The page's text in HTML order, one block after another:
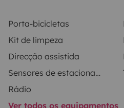
Extras pensados para tu
• Ducha exterior y fregadero
• Hornillo con bombona de
• Depósito de 50 litros de agua
• Oscurecedores aislantes a
Porta-bicicletas
Kit de limpeza
Direcção assistida
Sensores de estacionamento
Rádio
Ver todos os equipamentos